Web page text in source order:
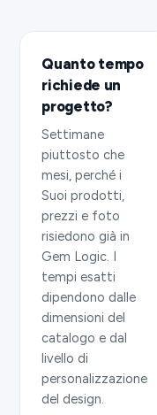
Quanto tempo
richiede un
progetto?
Settimane
piuttosto che
mesi, perché i
Suoi prodotti,
prezzi e foto
risiedono già in
Gem Logic. I
tempi esatti
dipendono dalle
dimensioni del
catalogo e dal
livello di
personalizzazione
del design.